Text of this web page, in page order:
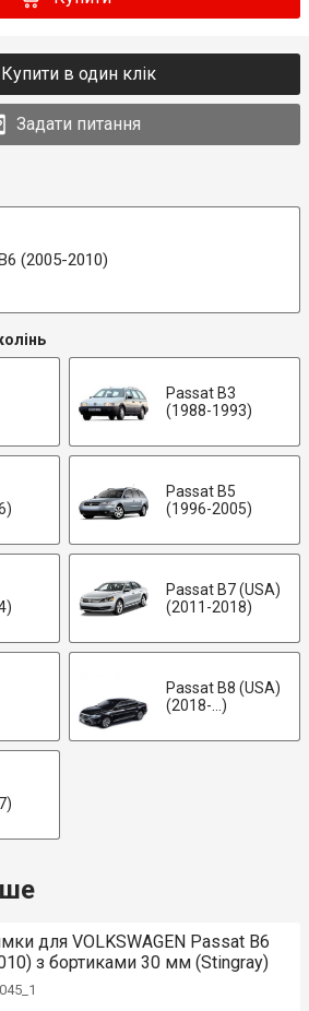
Купити в один клік
Задати питання
(2005-2010)
Passat B3
(1988-1993)
Passat B5
(1996-2005)
Passat B7 (USA)
(2011-2018)
Passat B8 (USA)
(2018-...)
для VOLKSWAGEN Passat B6
з бортиками 30 мм (Stingray)